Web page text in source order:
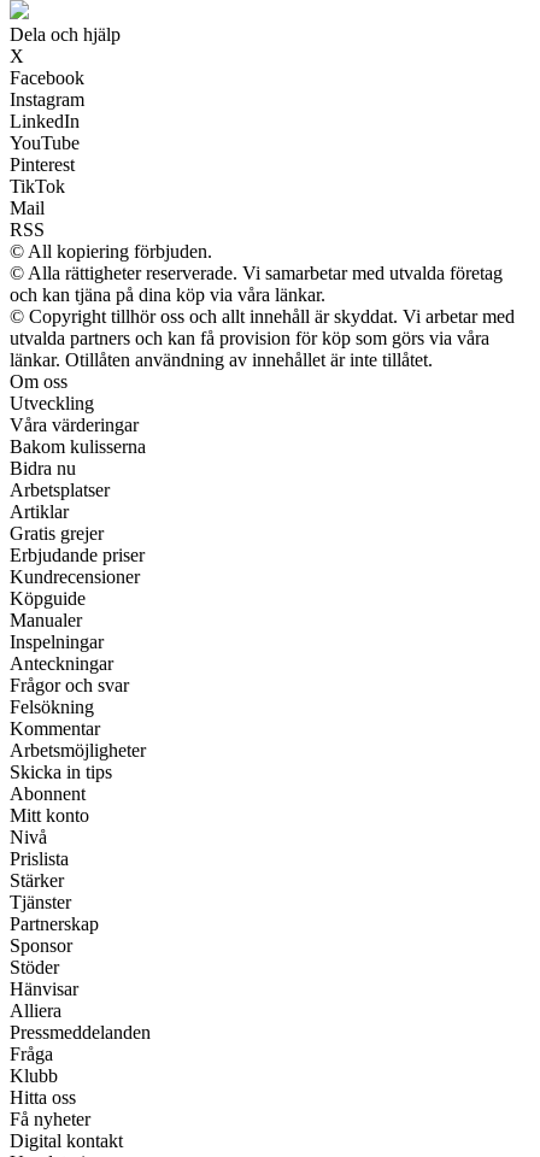
Dela och hjälp
X
Facebook
Instagram
LinkedIn
YouTube
Pinterest
TikTok
Mail
RSS
© All kopiering förbjuden.
© Alla rättigheter reserverade. Vi samarbetar med utvalda företag
och kan tjäna på dina köp via våra länkar.
© Copyright tillhör oss och allt innehåll är skyddat. Vi arbetar med
utvalda partners och kan få provision för köp som görs via våra
länkar. Otillåten användning av innehållet är inte tillåtet.
Om oss
Utveckling
Våra värderingar
Bakom kulisserna
Bidra nu
Arbetsplatser
Artiklar
Gratis grejer
Erbjudande priser
Kundrecensioner
Köpguide
Manualer
Inspelningar
Anteckningar
Frågor och svar
Felsökning
Kommentar
Arbetsmöjligheter
Skicka in tips
Abonnent
Mitt konto
Nivå
Prislista
Stärker
Tjänster
Partnerskap
Sponsor
Stöder
Hänvisar
Alliera
Pressmeddelanden
Fråga
Klubb
Hitta oss
Få nyheter
Digital kontakt